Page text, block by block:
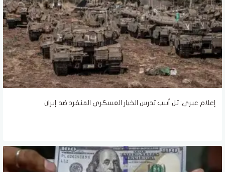
إعلام عبري: تل أبيب تدرس الخيار العسكري المنفرد ضد إيران